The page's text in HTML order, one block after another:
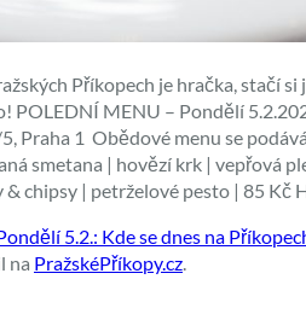
Příkopech je hračka, stačí
POLEDNÍ MENU – Pondělí
Praha 1 Obědové menu se
smetana | hovězí krk | vepřová
chipsy | petrželové pesto | 85 Kč
5.2.: Kde se dnes na
na PražskéPříkopy.cz.